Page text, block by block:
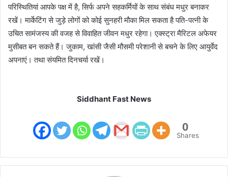
परिस्थितियां आपके पक्ष में है, सिर्फ अपने सहकर्मियों के साथ संबंध मधुर बनाकर
रखें। मार्केटिंग से जुड़े लोगों को कोई सुनहरी मौका मिल सकता है पति-पत्नी के
उचित सामंजस्य की वजह से विवाहित जीवन मधुर रहेगा। एक्स्ट्रा मैरिटल अफेयर
मुसीबत बन सकते हैं। जुकाम, खांसी जैसी मौसमी परेशानी से बचने के लिए आयुर्वेद
अपनाएं। तथा संयमित दिनचर्या रखें।
Siddhant Fast News
0
Shares